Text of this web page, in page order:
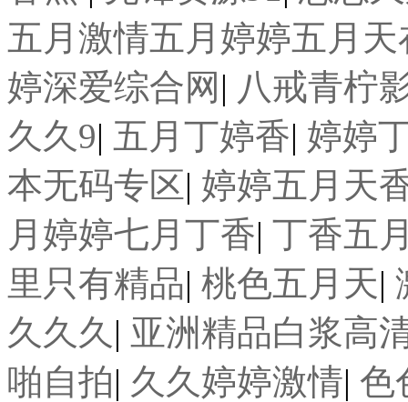
五月激情五月婷婷五月天
婷深爱综合网 | 八戒青柠
久久9| 五月丁婷香| 婷婷
本无码专区| 婷婷五月天
月婷婷七月丁香| 丁香五
里只有精品| 桃色五月天|
久久久 | 亚洲精品白浆高
啪自拍| 久久婷婷激情| 色